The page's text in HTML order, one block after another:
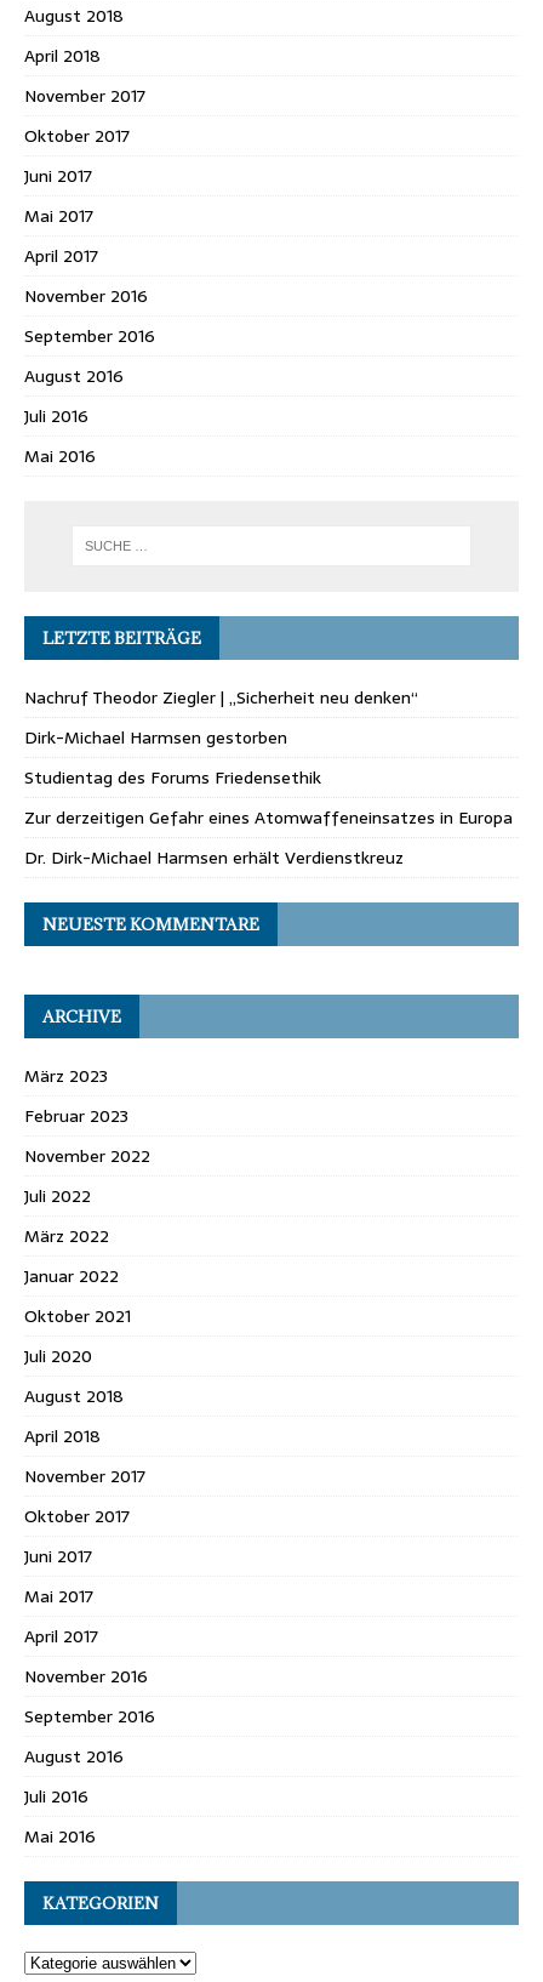
August 2018
April 2018
November 2017
Oktober 2017
Juni 2017
Mai 2017
April 2017
November 2016
September 2016
August 2016
Juli 2016
Mai 2016
LETZTE BEITRÄGE
Nachruf Theodor Ziegler | „Sicherheit neu denken“
Dirk-Michael Harmsen gestorben
Studientag des Forums Friedensethik
Zur derzeitigen Gefahr eines Atomwaffeneinsatzes in Europa
Dr. Dirk-Michael Harmsen erhält Verdienstkreuz
NEUESTE KOMMENTARE
ARCHIVE
März 2023
Februar 2023
November 2022
Juli 2022
März 2022
Januar 2022
Oktober 2021
Juli 2020
August 2018
April 2018
November 2017
Oktober 2017
Juni 2017
Mai 2017
April 2017
November 2016
September 2016
August 2016
Juli 2016
Mai 2016
KATEGORIEN